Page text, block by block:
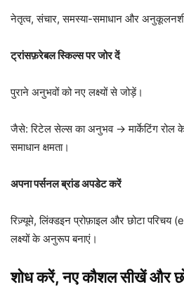
नेतृत्व, संचार, समस्या-समाधान और
ट्रांसफ़रेबल स्किल्स पर जोर दें
पुराने अनुभवों को नए लक्ष्यों से जोड़ें।
जैसे: रिटेल सेल्स का अनुभव → मार्केटिंग रोल
समाधान क्षमता।
अपना पर्सनल ब्रांड अपडेट करें
रिज़्यूमे, लिंक्डइन प्रोफ़ाइल और छोटा
लक्ष्यों के अनुरूप बनाएं।
शोध करें, नए कौशल सीखें और